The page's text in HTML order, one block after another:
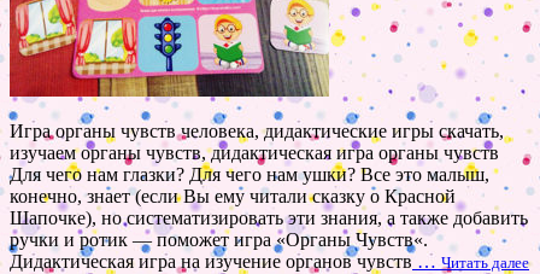
Игра органы чувств человека, дидактические игры скачать,
изучаем органы чувств, дидактическая игра органы чувств
Для чего нам глазки? Для чего нам ушки? Все это малыш,
конечно, знает (если Вы ему читали сказку о Красной
Шапочке), но систематизировать эти знания, а также добавить
ручки и ротик — поможет игра «Органы Чувств«.
Дидактическая игра на изучение органов чувств … Читать далее